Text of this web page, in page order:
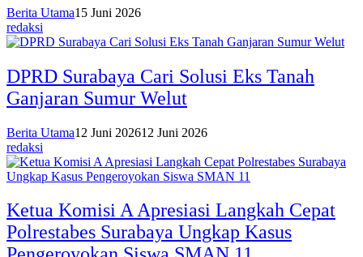
Berita Utama15 Juni 2026
redaksi
DPRD Surabaya Cari Solusi Eks Tanah
Ganjaran Sumur Welut
Berita Utama12 Juni 202612 Juni 2026
redaksi
Ketua Komisi A Apresiasi Langkah Cepat
Polrestabes Surabaya Ungkap Kasus